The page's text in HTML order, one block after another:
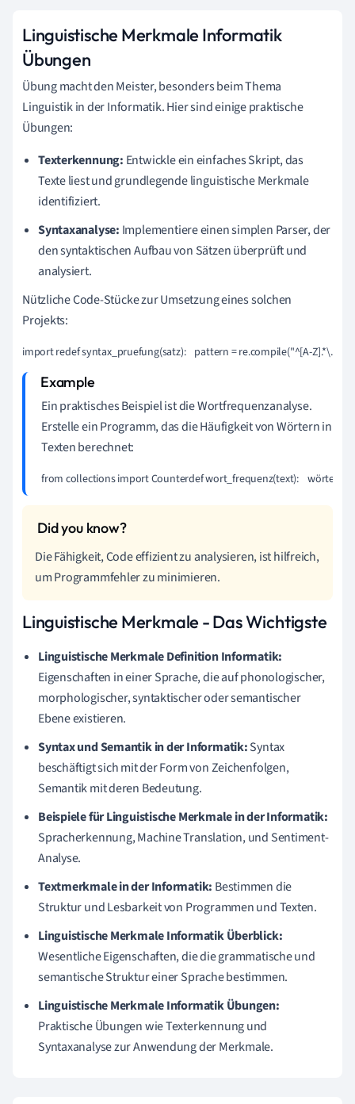
Linguistische Merkmale Informatik
Übungen
Übung macht den Meister, besonders beim Thema
Linguistik in der Informatik. Hier sind einige praktische
Übungen:
Texterkennung: Entwickle ein einfaches Skript, das
Texte liest und grundlegende linguistische Merkmale
identifiziert.
Syntaxanalyse: Implementiere einen simplen Parser, der
den syntaktischen Aufbau von Sätzen überprüft und
analysiert.
Nützliche Code-Stücke zur Umsetzung eines solchen
Projekts:
import redef syntax_pruefung(satz):    pattern = re.compile("^[A-Z].*\.$")
Ein praktisches Beispiel ist die Wortfrequenzanalyse.
Erstelle ein Programm, das die Häufigkeit von Wörtern in
Texten berechnet:
from collections import Counterdef wort_frequenz(text):    wörter =
Die Fähigkeit, Code effizient zu analysieren, ist hilfreich,
um Programmfehler zu minimieren.
Linguistische Merkmale - Das Wichtigste
Linguistische Merkmale Definition Informatik:
Eigenschaften in einer Sprache, die auf phonologischer,
morphologischer, syntaktischer oder semantischer
Ebene existieren.
Syntax und Semantik in der Informatik:Syntax
beschäftigt sich mit der Form von Zeichenfolgen,
Semantik mit deren Bedeutung.
Beispiele für Linguistische Merkmale in der Informatik:
Spracherkennung, Machine Translation, und Sentiment-
Analyse.
Textmerkmale in der Informatik: Bestimmen die
Struktur und Lesbarkeit von Programmen und Texten.
Linguistische Merkmale Informatik Überblick:
Wesentliche Eigenschaften, die die grammatische und
semantische Struktur einer Sprache bestimmen.
Linguistische Merkmale Informatik Übungen:
Praktische Übungen wie Texterkennung und
Syntaxanalyse zur Anwendung der Merkmale.